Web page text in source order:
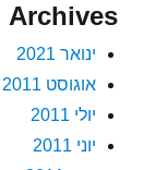
Archives
ינואר 2021
אוגוסט 2011
יולי 2011
יוני 2011